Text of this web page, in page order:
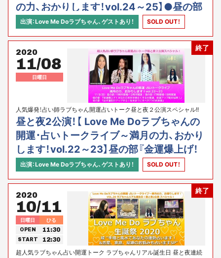
の力、おかりします！vol.24～25】●昼の部
『水瓶座のグレートコンジャンクション後
の生き方』●夜の部『ゆく年くる年 2021年
の運勢』
出演：Love Me Doラブちゃん、ゲストあり！ SOLD OUT！
終了
2020
11/08
日曜日
人気爆発！占い師ラブちゃん開運占いトーク昼と夜２公演スペシャル!!
昼と夜2公演！【 Love Me Doラブちゃんの
開運･占いトークライブ～満月の力、おかり
します！vol.22～23】昼の部『金運爆上げ！
あなたの未来を明るくする仕事運、金運ア
ップ術を伝授！』・夜の部『必ず運気がアッ
プする！年末までにすべき7つの約束事』
出演：Love Me Doラブちゃん、ゲストあり！ SOLD OUT！
終了
2020
10/11
日曜日 ひる
OPEN 11:30
START 12:30
超人気ラブちゃん占い開運トーク ラブちゃんリアル誕生日 昼と夜連続